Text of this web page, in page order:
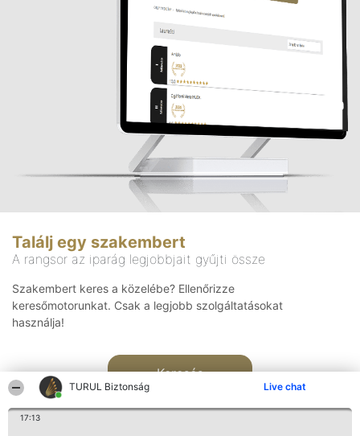
TURUL Biztonság Live chat
17:13
Találj egy szakembert
A rangsor az iparág legjobbjait gyűjti össze
Szakembert keres a közelébe? Ellenőrizze
keresőmotorunkat. Csak a legjobb szolgáltatásokat
használja!
Keresés